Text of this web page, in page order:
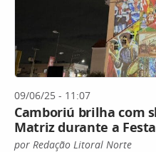
09/06/25 - 11:07
Camboriú brilha com
Matriz durante a
por Redação Litoral Norte